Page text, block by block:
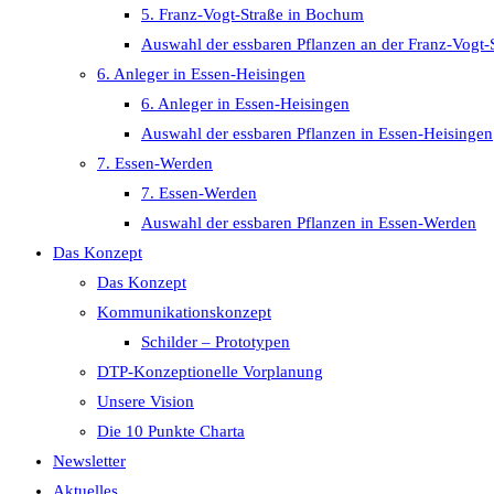
5. Franz-Vogt-Straße in Bochum
Auswahl der essbaren Pflanzen an der Franz-Vogt-
6. Anleger in Essen-Heisingen
6. Anleger in Essen-Heisingen
Auswahl der essbaren Pflanzen in Essen-Heisingen
7. Essen-Werden
7. Essen-Werden
Auswahl der essbaren Pflanzen in Essen-Werden
Das Konzept
Das Konzept
Kommunikationskonzept
Schilder – Prototypen
DTP-Konzeptionelle Vorplanung
Unsere Vision
Die 10 Punkte Charta
Newsletter